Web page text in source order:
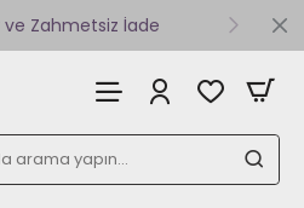
ve Zahmetsiz İade